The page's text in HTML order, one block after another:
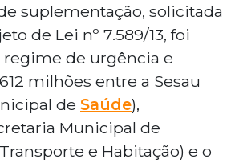
suplementação, solicitada
de Lei nº 7.589/13, foi
de urgência e
milhões entre a Sesau
de Saúde),
Municipal de
e Habitação) e o